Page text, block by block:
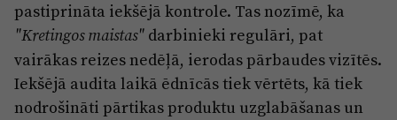
pastiprināta iekšējā kontrole. Tas nozīmē, ka
"Kretingos maistas" darbinieki regulāri, pat
vairākas reizes nedēļā, ierodas pārbaudes vizītēs.
Iekšējā audita laikā ēdnīcās tiek vērtēts, kā tiek
nodrošināti pārtikas produktu uzglabāšanas un